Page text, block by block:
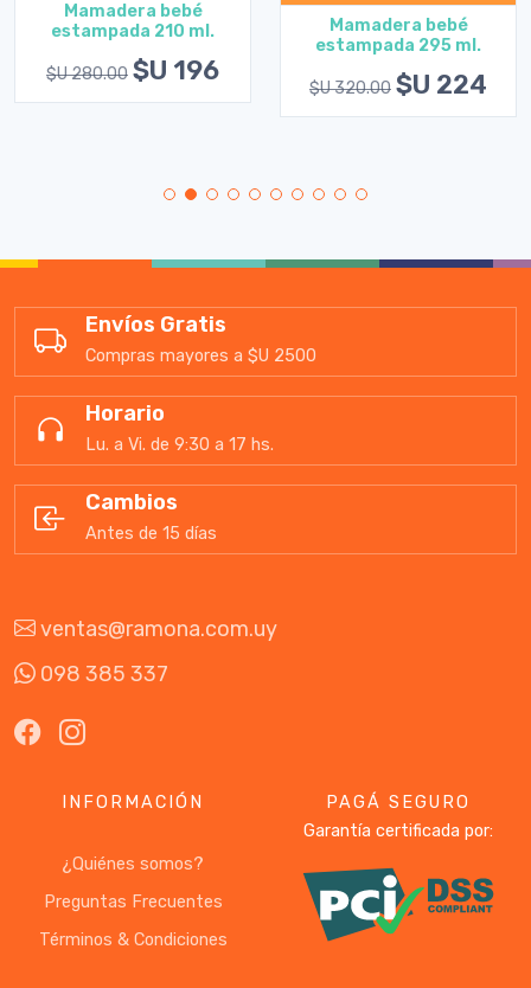
Mamadera bebé
estampada 210 ml.
$U 280.00 $U 196
Mamadera bebé
estampada 295 ml.
$U 320.00 $U 224
Envíos Gratis
Compras mayores a $U 2500
Horario
Lu. a Vi. de 9:30 a 17 hs.
Cambios
Antes de 15 días
ventas@ramona.com.uy
098 385 337
INFORMACIÓN
¿Quiénes somos?
Preguntas Frecuentes
Términos & Condiciones
PAGÁ SEGURO
Garantía certificada por: